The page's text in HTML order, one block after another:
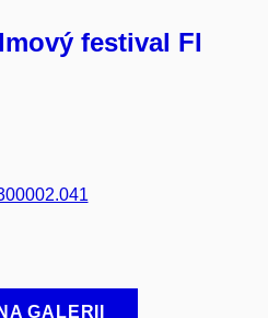
festival FI
GALERII